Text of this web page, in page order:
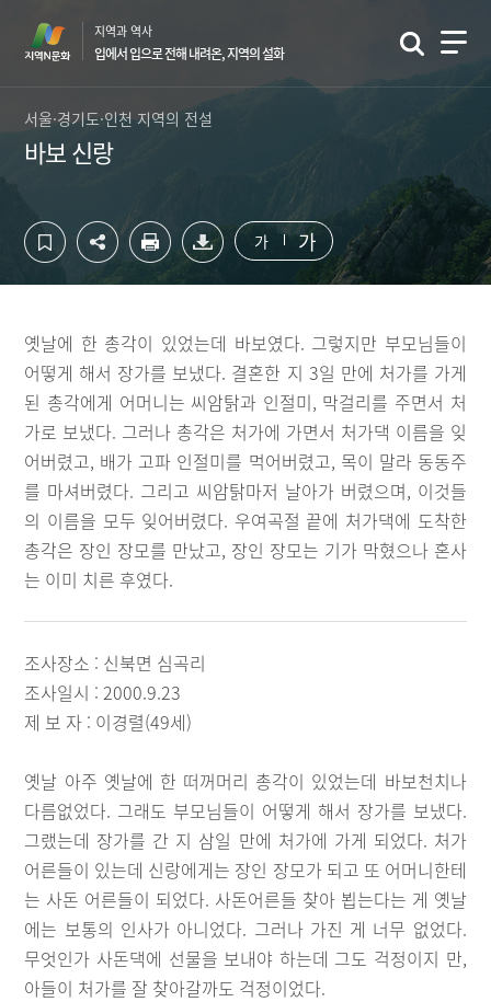
로가
지역과 역사
입에서 입으로 전해 내려온, 지역의 설화
서울·경기도·인천 지역의 전설
바보 신랑
가 가
옛날에 한 총각이 있었는데 바보였다. 그렇지만 부모님들이
어떻게 해서 장가를 보냈다. 결혼한 지 3일 만에 처가를 가게
된 총각에게 어머니는 씨암탉과 인절미, 막걸리를 주면서 처
가로 보냈다. 그러나 총각은 처가에 가면서 처가댁 이름을 잊
어버렸고, 배가 고파 인절미를 먹어버렸고, 목이 말라 동동주
를 마셔버렸다. 그리고 씨암탉마저 날아가 버렸으며, 이것들
의 이름을 모두 잊어버렸다. 우여곡절 끝에 처가댁에 도착한
총각은 장인 장모를 만났고, 장인 장모는 기가 막혔으나 혼사
는 이미 치른 후였다.
조사장소 : 신북면 심곡리
조사일시 : 2000.9.23
제 보 자 : 이경렬(49세)
옛날 아주 옛날에 한 떠꺼머리 총각이 있었는데 바보천치나
다름없었다. 그래도 부모님들이 어떻게 해서 장가를 보냈다.
그랬는데 장가를 간 지 삼일 만에 처가에 가게 되었다. 처가
어른들이 있는데 신랑에게는 장인 장모가 되고 또 어머니한테
는 사돈 어른들이 되었다. 사돈어른들 찾아 뵙는다는 게 옛날
에는 보통의 인사가 아니었다. 그러나 가진 게 너무 없었다.
무엇인가 사돈댁에 선물을 보내야 하는데 그도 걱정이지 만,
아들이 처가를 잘 찾아갈까도 걱정이었다.